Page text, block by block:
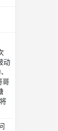
动
哥